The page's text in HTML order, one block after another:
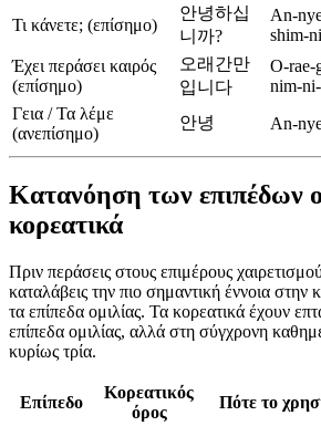
Τι κάνετε; (επίσημο)
안녕하십
니까?
An-
shim-
Έχει περάσει καιρός
(επίσημο)
오래간만
입니다
O-rae-
nim-
Γεια / Τα λέμε
(ανεπίσημο)
안녕 An-
Κατανόηση των επιπέδων
κορεατικά
Πριν περάσεις στους επιμέρους
καταλάβεις την πιο σημαντική έννοια στην
τα επίπεδα ομιλίας. Τα κορεατικά έχουν
επίπεδα ομιλίας, αλλά στη σύγχρονη
κυρίως τρία.
Επίπεδο
Κορεατικός
όρος
Πότε το